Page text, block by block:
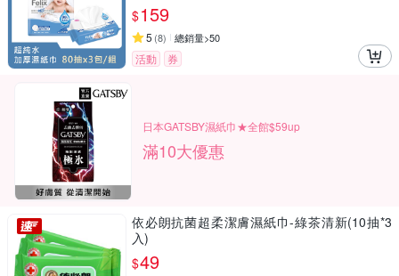
$159
5 (8) 總銷量>50
活動 券
日本GATSBY濕紙巾★全館$59up
滿10大優惠
依必朗抗菌超柔潔膚濕紙巾-綠茶清新(10抽*3
入)
$49